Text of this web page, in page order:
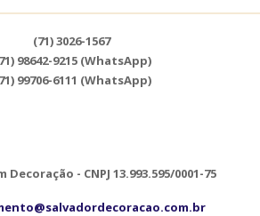
(71) 3026-1567
98642-9215 (WhatsApp)
99706-6111 (WhatsApp)
- CNPJ 13.993.595/0001-75